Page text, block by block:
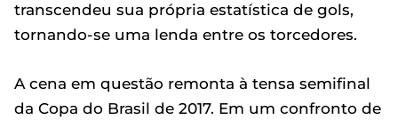
transcendeu sua própria estatística de gols,
tornando-se uma lenda entre os torcedores.
A cena em questão remonta à tensa semifinal
da Copa do Brasil de 2017. Em um confronto de